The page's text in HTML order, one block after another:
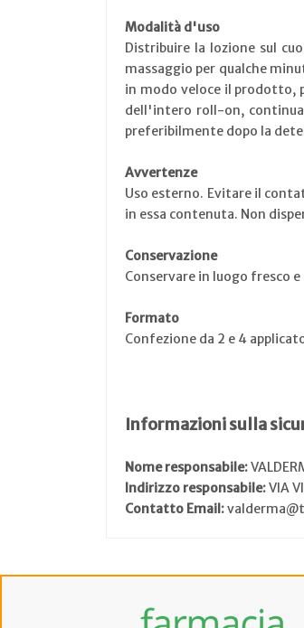
Modalità d'uso
Distribuire la lozione sul
massaggio per qualche
in modo veloce il prodotto,
dell'intero roll-on,
preferibilmente dopo la
Avvertenze
Uso esterno. Evitare il
in essa contenuta. Non
Conservazione
Conservare in luogo fresco
Formato
Confezione da 2 e 4
Informazioni sulla
Nome responsabile:
Indirizzo responsabile:VIA
Contatto Email: